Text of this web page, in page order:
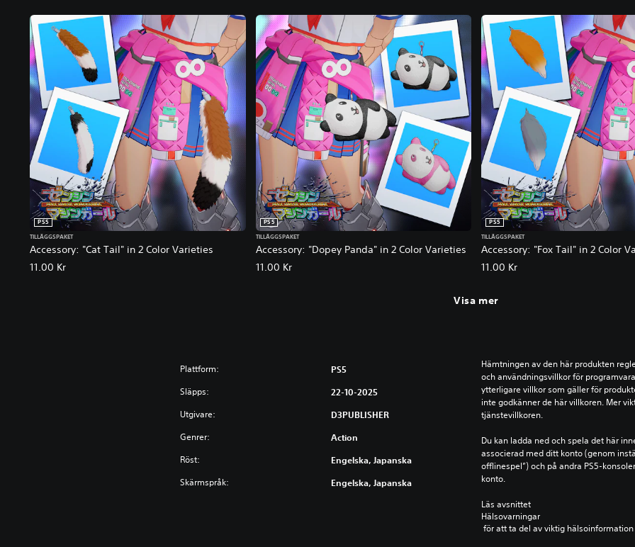
Accessory: "Cat Tail" in 2 Color Varieties
PS5
TILLÄGGSPAKET
11.00 Kr
Accessory: "Dopey Panda" in 2 Color Varieties
PS5
TILLÄGGSPAKET
11.00 Kr
Accessory: "Fox Tail" in 2 Color
PS5
TILLÄGGSPAKET
11.00 Kr
Visa mer
Plattform: PS5
Släpps: 22-10-2025
Utgivare: D3PUBLISHER
Genrer: Action
Röst: Engelska, Japanska
Skärmspråk: Engelska, Japanska
Hämtningen av den här produkten
och användningsvillkor för
ytterligare villkor som gäller för
inte godkänner de här villkoren. Mer
tjänstevillkoren.
Du kan ladda ned och spela det här
associerad med ditt konto (genom
offlinespel”) och på andra PS5-
konto.
Läs avsnittet
Hälsovarningar
för att ta del av viktig